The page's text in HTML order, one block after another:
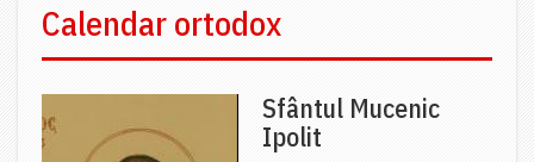
Calendar ortodox
Sfântul Mucenic
Ipolit